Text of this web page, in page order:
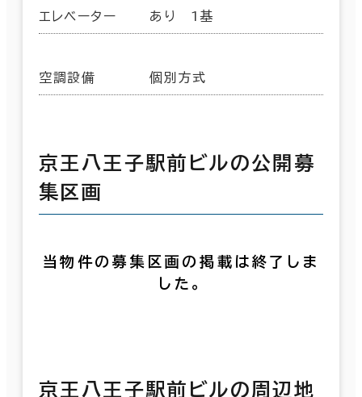
エレベーター あり 1基
空調設備 個別方式
京王八王子駅前ビルの公開募
集区画
当物件の募集区画の掲載は終了しま
した。
京王八王子駅前ビルの周辺地